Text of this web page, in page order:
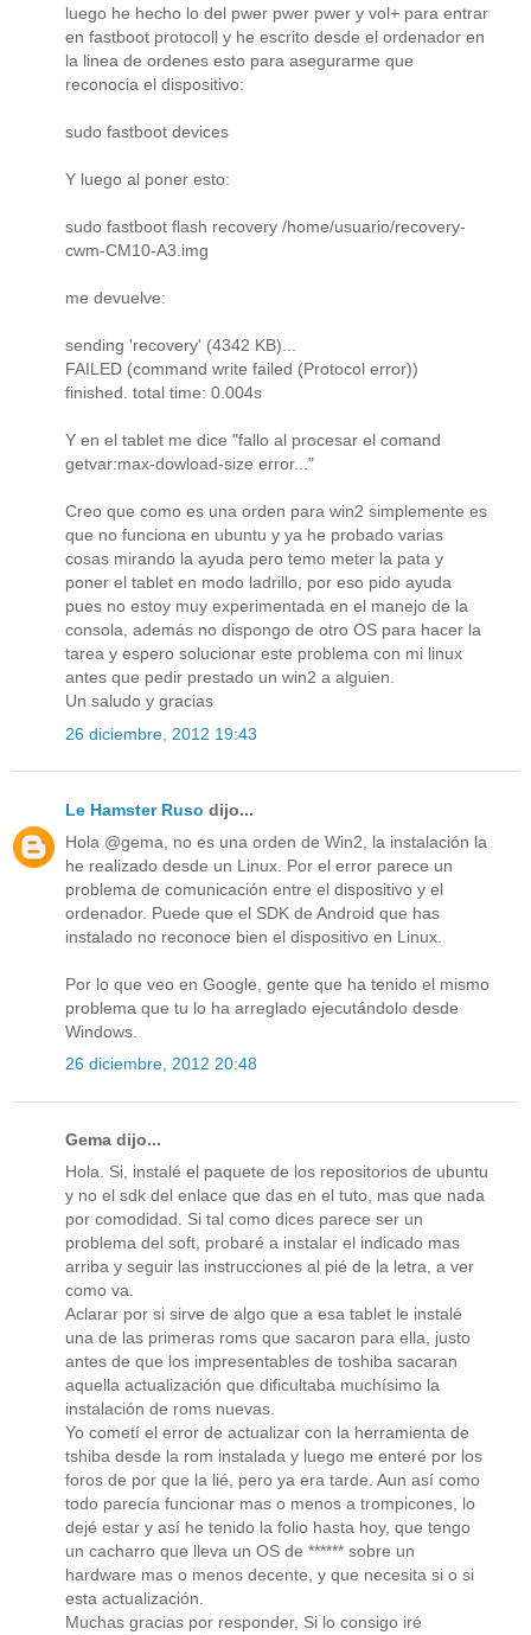
luego he hecho lo del pwer pwer pwer y vol+ para entrar
en fastboot protocoll y he escrito desde el ordenador en
la linea de ordenes esto para asegurarme que
reconocia el dispositivo:
sudo fastboot devices
Y luego al poner esto:
sudo fastboot flash recovery /home/usuario/recovery-
cwm-CM10-A3.img
me devuelve:
sending 'recovery' (4342 KB)...
FAILED (command write failed (Protocol error))
finished. total time: 0.004s
Y en el tablet me dice "fallo al procesar el comand
getvar:max-dowload-size error..."
Creo que como es una orden para win2 simplemente es
que no funciona en ubuntu y ya he probado varias
cosas mirando la ayuda pero temo meter la pata y
poner el tablet en modo ladrillo, por eso pido ayuda
pues no estoy muy experimentada en el manejo de la
consola, además no dispongo de otro OS para hacer la
tarea y espero solucionar este problema con mi linux
antes que pedir prestado un win2 a alguien.
Un saludo y gracias
26 diciembre, 2012 19:43
Le Hamster Ruso dijo...
Hola @gema, no es una orden de Win2, la instalación la
he realizado desde un Linux. Por el error parece un
problema de comunicación entre el dispositivo y el
ordenador. Puede que el SDK de Android que has
instalado no reconoce bien el dispositivo en Linux.
Por lo que veo en Google, gente que ha tenido el mismo
problema que tu lo ha arreglado ejecutándolo desde
Windows.
26 diciembre, 2012 20:48
Gema dijo...
Hola. Si, instalé el paquete de los repositorios de ubuntu
y no el sdk del enlace que das en el tuto, mas que nada
por comodidad. Si tal como dices parece ser un
problema del soft, probaré a instalar el indicado mas
arriba y seguir las instrucciones al pié de la letra, a ver
como va.
Aclarar por si sirve de algo que a esa tablet le instalé
una de las primeras roms que sacaron para ella, justo
antes de que los impresentables de toshiba sacaran
aquella actualización que dificultaba muchísimo la
instalación de roms nuevas.
Yo cometí el error de actualizar con la herramienta de
tshiba desde la rom instalada y luego me enteré por los
foros de por que la lié, pero ya era tarde. Aun así como
todo parecía funcionar mas o menos a trompicones, lo
dejé estar y así he tenido la folio hasta hoy, que tengo
un cacharro que lleva un OS de ****** sobre un
hardware mas o menos decente, y que necesita si o si
esta actualización.
Muchas gracias por responder, Si lo consigo iré